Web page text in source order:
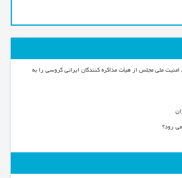
ملی مجلس از هیأت مذاکره کنندگان ایرانی گروسی را به
رود؟